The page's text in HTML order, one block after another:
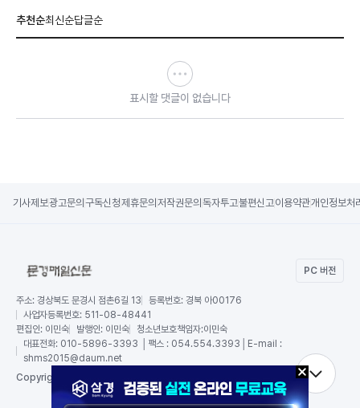
추천순최신순답글순
표시할 댓글이 없습니다
기사제보광고문의 구독신청제휴문의 저작권문의 독자투고불편신고이용약관개인정보처
PC 버전
주소: 경상북도 문경시 점촌6길 13 등록번호: 경북 아00176
사업자등록번호: 511-08-48441
편집인: 이민숙 발행인: 이민숙 청소년보호책임자:이민숙
대표전화: 010-5896-3393 │팩스 : 054.554.3393│E-mail :
shms2015@daum.net
Copyright by 문경매일신문,